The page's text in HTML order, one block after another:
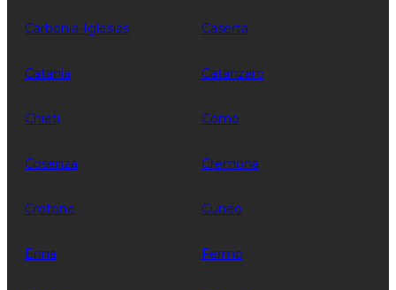
Carbonia-Iglesias Caserta
Catania Catanzaro
Chieti Como
Cosenza Cremona
Crotone Cuneo
Enna Fermo